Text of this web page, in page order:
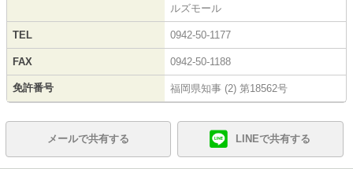
ルズモール
TEL 0942-50-1177
FAX 0942-50-1188
免許番号 福岡県知事 (2) 第18562号
メールで共有する LINEで共有する